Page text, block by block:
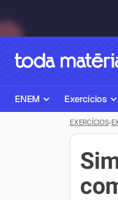
ENEM
Página Inicial ENEM
Plano de Estudos
Exercícios
ENEM
Matemática
EXERCÍCIOS›